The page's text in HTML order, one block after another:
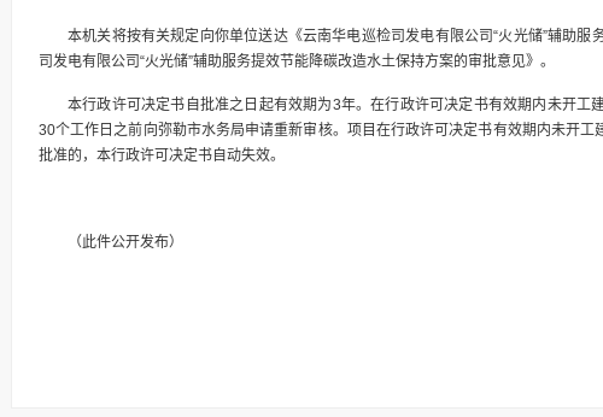
本机关将按有关规定向你单位送达《云南华电巡检司发电有限公司“火光储”辅助
司发电有限公司“火光储”辅助服务提效节能降碳改造水土保持方案的审批意见》。
本行政许可决定书自批准之日起有效期为3年。在行政许可决定书有效期内未开工
30个工作日之前向弥勒市水务局申请重新审核。项目在行政许可决定书有效期内未开
批准的，本行政许可决定书自动失效。
（此件公开发布）